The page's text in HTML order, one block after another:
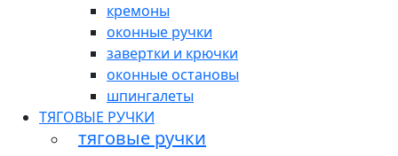
кремоны
оконные ручки
завертки и крючки
оконные остановы
шпингалеты
ТЯГОВЫЕ РУЧКИ
тяговые ручки